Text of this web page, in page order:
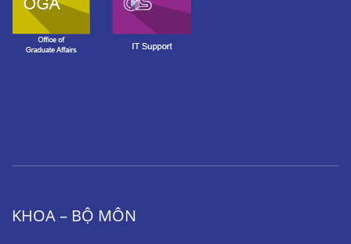
KHOA – BỘ MÔN